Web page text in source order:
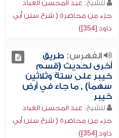
للشيخ: عبد المحسن العباد
جزء من محاضرة ( شرح سنن أبي
داود [354])
الفهرس: طريق
أخرى لحديث (قسم
خيبر على ستة وثلاثين
سهماً) , ما جاء في أرض
خيبر
للشيخ: عبد المحسن العباد
جزء من محاضرة ( شرح سنن أبي
داود [354])